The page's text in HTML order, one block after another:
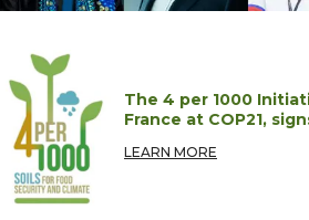
The 4 per 1000
France at COP21,
LEARN MORE